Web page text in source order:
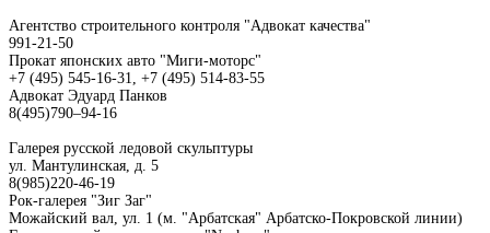
Агентство строительного контроля "Адвокат качества"
991-21-50
Прокат японских авто "Миги-моторс"
+7 (495) 545-16-31, +7 (495) 514-83-55
Адвокат Эдуард Панков
8(495)790–94-16
Галерея русской ледовой скульптуры
ул. Мантулинская, д. 5
8(985)220-46-19
Рок-галерея "Зиг Заг"
Можайский вал, ул. 1 (м. "Арбатская" Арбатско-Покровской линии)